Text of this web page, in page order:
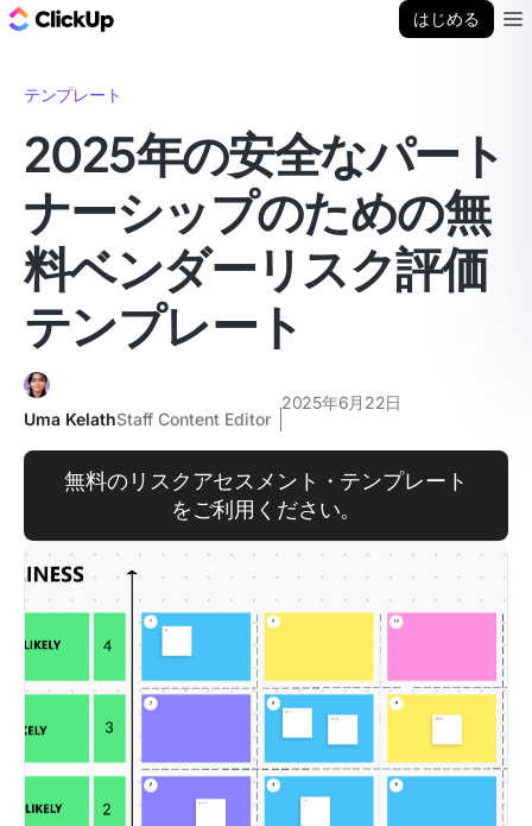
はじめる
テンプレート
2025年の安全なパート
ナーシップのための無
料ベンダーリスク評価
テンプレート
Uma KelathStaff Content Editor
2025年6月22日
無料のリスクアセスメント・テンプレート
をご利用ください。